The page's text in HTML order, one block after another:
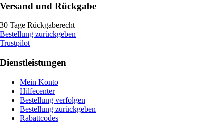
Versand und Rückgabe
30 Tage Rückgaberecht
Bestellung zurückgeben
Trustpilot
Dienstleistungen
Mein Konto
Hilfecenter
Bestellung verfolgen
Bestellung zurückgeben
Rabattcodes